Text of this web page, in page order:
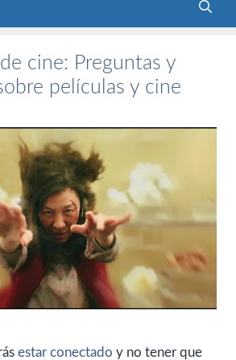
cine: Preguntas y
películas y cine
estar conectado y no tener que